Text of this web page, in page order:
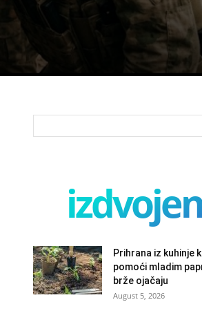
Prihrana iz kuhinje
pomoći mladim
brže ojačaju
August 5, 2026